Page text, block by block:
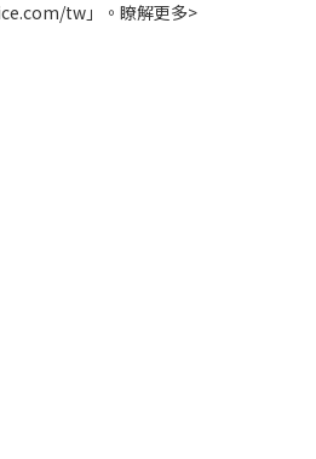
tw」。 瞭解更多>